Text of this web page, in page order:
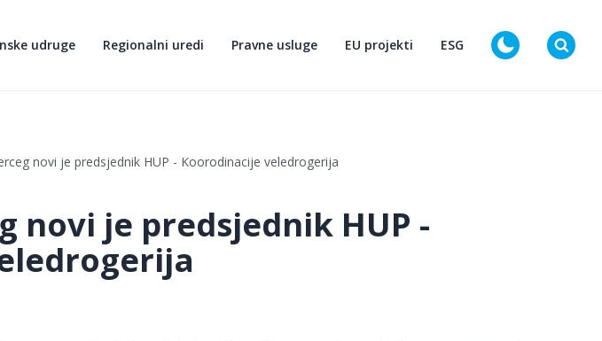
udruge Regionalni uredi Pravne usluge EU projekti ESG D
novi je predsjednik HUP - Koorodinacije veledrogerija
novi je predsjednik HUP -